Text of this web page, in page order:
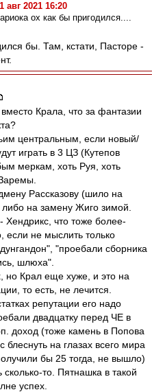
авг 2021 16:20
ох как бы пригодился....
бы. Там, кстати, Пасторе -
Крала, что за фантазии
центральным, если новый/
играть в 3 ЦЗ (Кутепов
меркам, хоть Руя, хоть
Рассказову (шило на
на замену Жиго зимой.
Хендрикс, что тоже более-
если не мыслить только
"проебали сборника
шлюха".
но Крал еще хуже, и это на
то есть, не лечится.
репутации его надо
двадцатку перед ЧЕ в
доход (тоже камень в Попова
на глазах всего мира
бы 25 тогда, не вышло)
сколько-то. Пятнашка в такой
успех.